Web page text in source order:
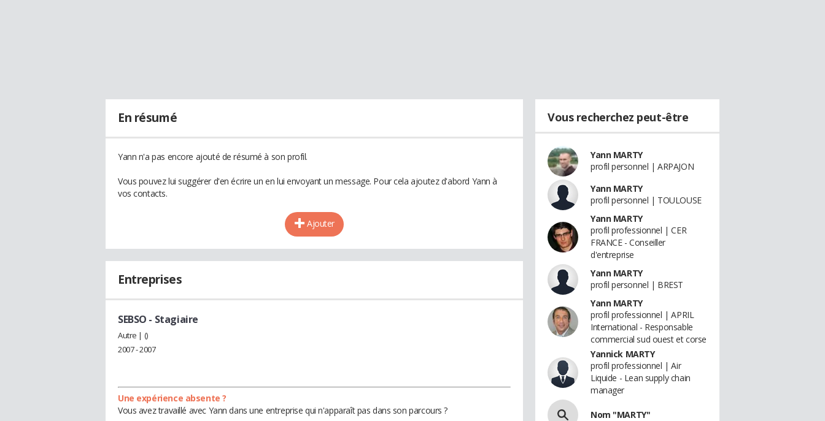
En résumé
Yann n'a pas encore ajouté de résumé à son profil.
Vous pouvez lui suggérer d'en écrire un en lui envoyant un message. Pour cela ajoutez d'abord Yann à
vos contacts.
Ajouter
Entreprises
SEBSO - Stagiaire
Autre | ()
2007 - 2007
Une expérience absente ?
Vous avez travaillé avec Yann dans une entreprise qui n'apparaît pas dans son parcours ?
Vous recherchez peut-être
Yann MARTY
profil personnel | ARPAJON
Yann MARTY
profil personnel | TOULOUSE
Yann MARTY
profil professionnel | CER
FRANCE - Conseiller
d'entreprise
Yann MARTY
profil personnel | BREST
Yann MARTY
profil professionnel | APRIL
International - Responsable
commercial sud ouest et corse
Yannick MARTY
profil professionnel | Air
Liquide - Lean supply chain
manager
Nom "MARTY"